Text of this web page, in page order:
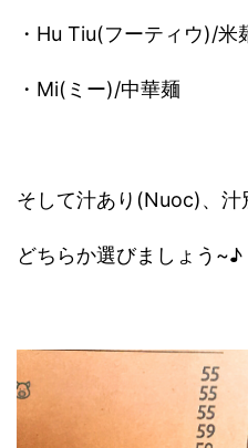
・Hu Tiu(フーティウ)/米
・Mi(ミー)/中華麺
そして汁あり(Nuoc)、
どちらか選びましょう~♪